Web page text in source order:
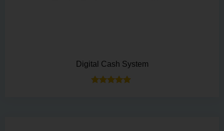
Digital Cash System